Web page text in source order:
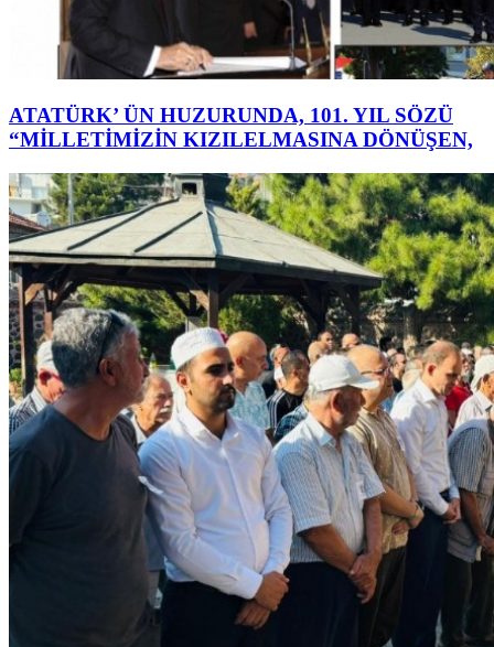
ATATÜRK’ ÜN HUZURUNDA, 101. YIL SÖZÜ
“MİLLETİMİZİN KIZILELMASINA DÖNÜŞEN,